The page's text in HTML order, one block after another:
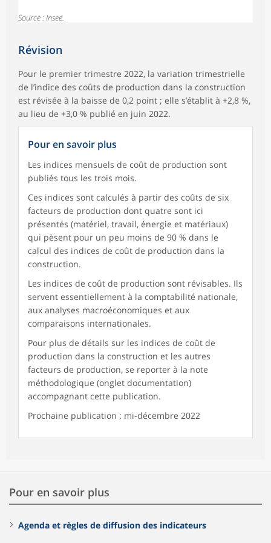
Source : Insee.
Révision
Pour le premier trimestre 2022, la variation trimestrielle
de l’indice des coûts de production dans la construction
est révisée à la baisse de 0,2 point ; elle s’établit à +2,8 %,
au lieu de +3,0 % publié en juin 2022.
Pour en savoir plus
Les indices mensuels de coût de production sont
publiés tous les trois mois.
Ces indices sont calculés à partir des coûts de six
facteurs de production dont quatre sont ici
présentés (matériel, travail, énergie et matériaux)
qui pèsent pour un peu moins de 90 % dans le
calcul des indices de coût de production dans la
construction.
Les indices de coût de production sont révisables. Ils
servent essentiellement à la comptabilité nationale,
aux analyses macroéconomiques et aux
comparaisons internationales.
Pour plus de détails sur les indices de coût de
production dans la construction et les autres
facteurs de production, se reporter à la note
méthodologique (onglet documentation)
accompagnant cette publication.
Prochaine publication : mi-décembre 2022
Pour en savoir plus
Agenda et règles de diffusion des indicateurs